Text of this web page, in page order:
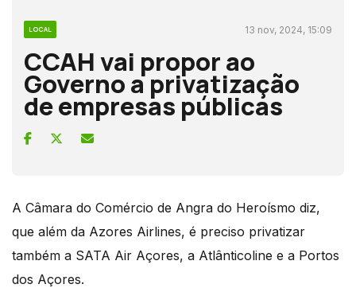
LOCAL 13 nov, 2024, 15:09
CCAH vai propor ao
Governo a privatização
de empresas públicas
A Câmara do Comércio de Angra do Heroísmo diz,
que além da Azores Airlines, é preciso privatizar
também a SATA Air Açores, a Atlânticoline e a Portos
dos Açores.